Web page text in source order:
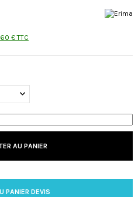
€ TTC
AU PANIER
PANIER DEVIS